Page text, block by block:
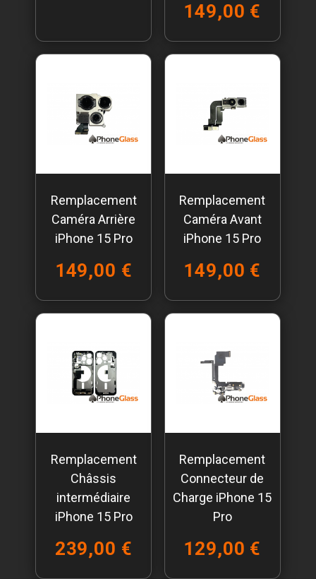
149,00 €
Remplacement
Caméra Arrière
iPhone 15 Pro
149,00 €
Remplacement
Caméra Avant
iPhone 15 Pro
149,00 €
Remplacement
Châssis
intermédiaire
iPhone 15 Pro
239,00 €
Remplacement
Connecteur de
Charge iPhone 15
Pro
129,00 €